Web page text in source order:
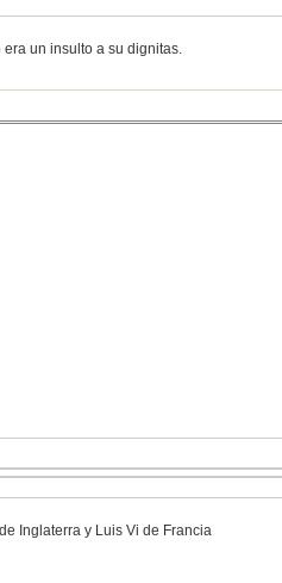
un insulto a su dignitas.
Inglaterra y Luis Vi de Francia